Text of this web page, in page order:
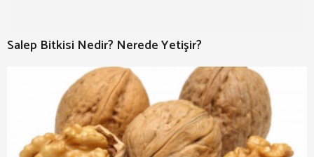
Salep Bitkisi Nedir? Nerede Yetişir?